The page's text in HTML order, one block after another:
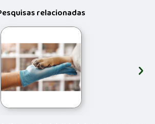
relacionadas
›